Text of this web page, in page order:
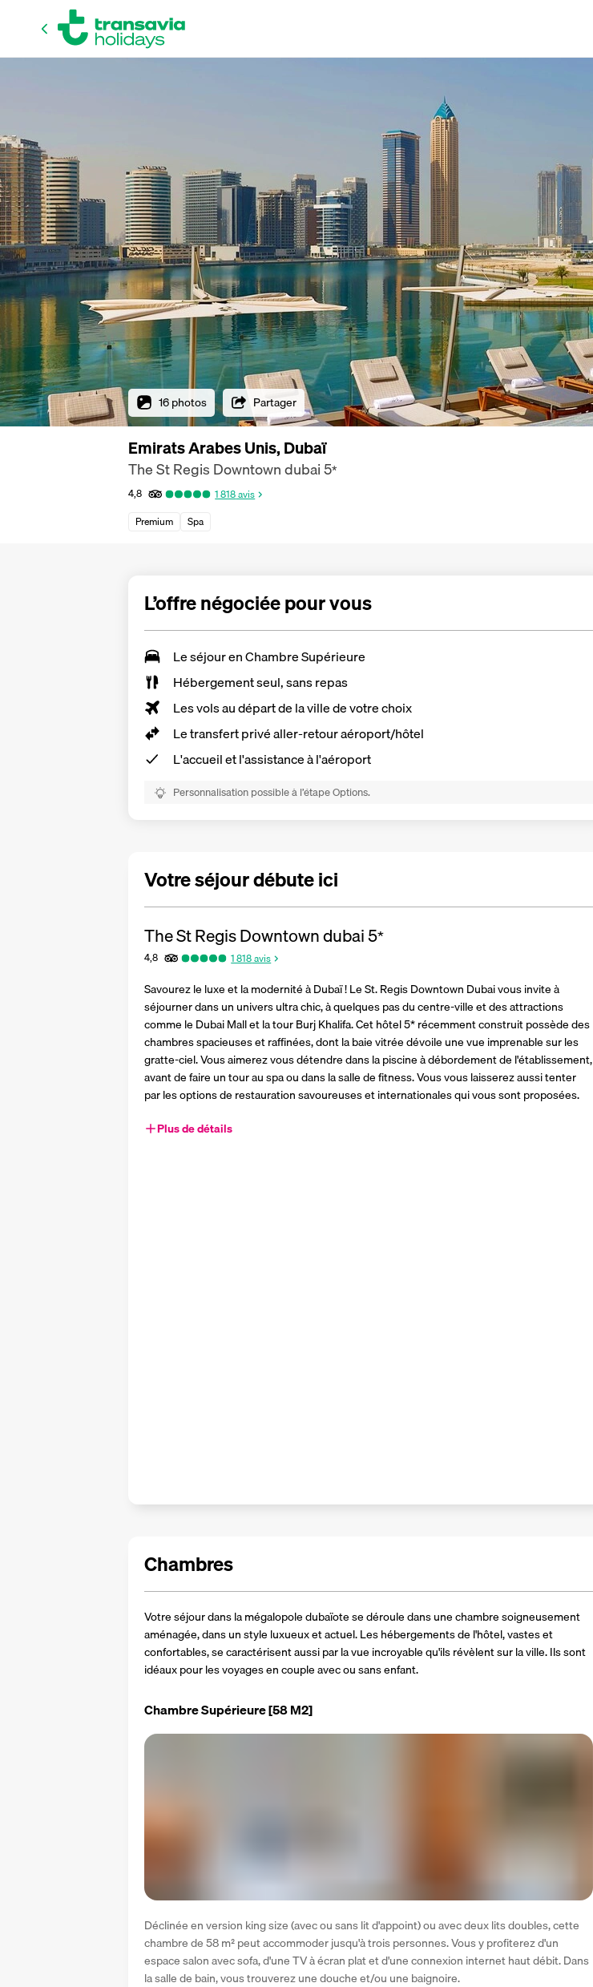
16 photos Partager
Emirats Arabes Unis, Dubaï
The St Regis Downtown dubai5*
4,8 1 818avis
Premium
Spa
L’offre négociée pour vous
Le séjour en Chambre Supérieure
Hébergement seul, sans repas
Les vols au départ de la ville de votre choix
Le transfert privé aller-retour aéroport/hôtel
L'accueil et l'assistance à l'aéroport
Personnalisation possible à l’étape Options.
Votre séjour débute ici
The St Regis Downtown dubai5*
4,8 1 818avis
Savourez le luxe et la modernité à Dubaï ! Le St. Regis Downtown Dubai vous invite à
séjourner dans un univers ultra chic, à quelques pas du centre-ville et des attractions
comme le Dubai Mall et la tour Burj Khalifa. Cet hôtel 5* récemment construit possède des
chambres spacieuses et raffinées, dont la baie vitrée dévoile une vue imprenable sur les
gratte-ciel. Vous aimerez vous détendre dans la piscine à débordement de l'établissement,
avant de faire un tour au spa ou dans la salle de fitness. Vous vous laisserez aussi tenter
par les options de restauration savoureuses et internationales qui vous sont proposées.
Plus de détails
Chambres
Votre séjour dans la mégalopole dubaïote se déroule dans une chambre soigneusement
aménagée, dans un style luxueux et actuel. Les hébergements de l'hôtel, vastes et
confortables, se caractérisent aussi par la vue incroyable qu'ils révèlent sur la ville. Ils sont
idéaux pour les voyages en couple avec ou sans enfant.
Chambre Supérieure[58 M2]
Déclinée en version king size (avec ou sans lit d'appoint) ou avec deux lits doubles, cette
chambre de 58 m² peut accommoder jusqu'à trois personnes. Vous y profiterez d'un
espace salon avec sofa, d'une TV à écran plat et d'une connexion internet haut débit. Dans
la salle de bain, vous trouverez une douche et/ou une baignoire.